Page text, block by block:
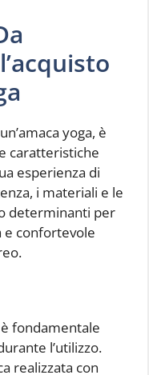
yoga, è
caratteristiche
esperienza di
i materiali e le
determinanti per
e confortevole
è fondamentale
l’utilizzo.
realizzata con